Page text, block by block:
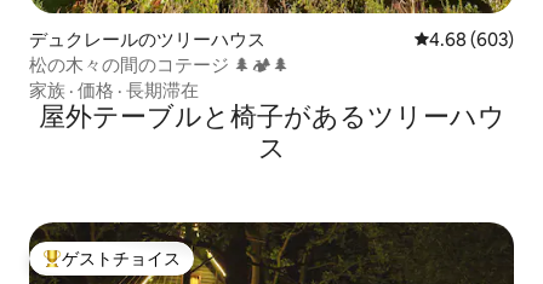
デュクレールのツリーハウス レビュー603
4.68 (603)
松の木々の間のコテージ 🌲🏕🌲
家族 · 価格 · 長期滞在
屋外テーブルと椅子があるツリーハウ
ス
大好評のゲストチョイスです。
ゲストチョイス